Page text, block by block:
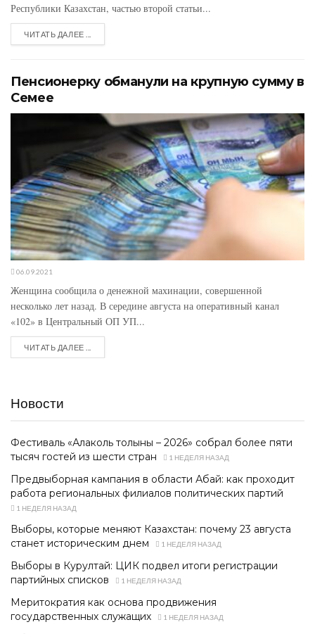
Республики Казахстан, частью второй статьи...
ЧИТАТЬ ДАЛЕЕ ...
Пенсионерку обманули на крупную сумму в
Семее
06.09.2021
Женщина сообщила о денежной махинации, совершенной
несколько лет назад. В середине августа на оперативный канал
«102» в Центральный ОП УП...
ЧИТАТЬ ДАЛЕЕ ...
Новости
Фестиваль «Алаколь толқыны – 2026» собрал более пяти
тысяч гостей из шести стран
1 НЕДЕЛЯ НАЗАД
Предвыборная кампания в области Абай: как проходит
работа региональных филиалов политических партий
1 НЕДЕЛЯ НАЗАД
Выборы, которые меняют Казахстан: почему 23 августа
станет историческим днем
1 НЕДЕЛЯ НАЗАД
Выборы в Курултай: ЦИК подвел итоги регистрации
партийных списков
1 НЕДЕЛЯ НАЗАД
Меритократия как основа продвижения
государственных служащих
1 НЕДЕЛЯ НАЗАД